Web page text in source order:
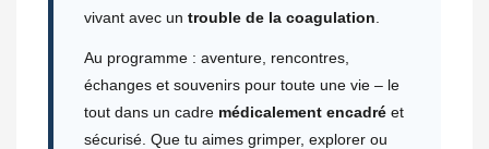
vivant avec un trouble de la coagulation
Au programme : aventure, rencontres,
échanges et souvenirs pour toute une vie – le
tout dans un cadre médicalement encadréet
sécurisé. Que tu aimes grimper, explorer ou